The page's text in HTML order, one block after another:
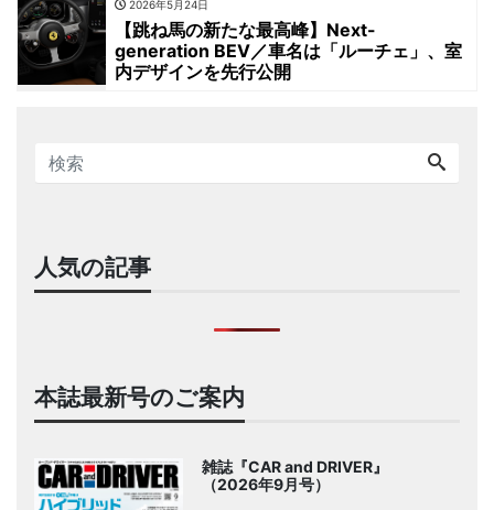
2026年5月24日
【跳ね馬の新たな最高峰】Next-
generation BEV／車名は「ルーチェ」、室
内デザインを先行公開
人気の記事
本誌最新号のご案内
雑誌『CAR and DRIVER』
（2026年9月号）